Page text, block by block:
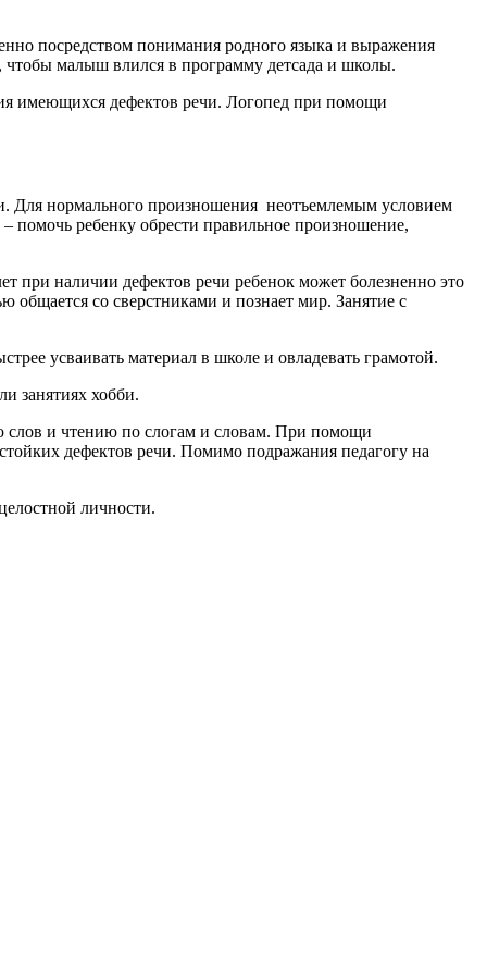
посредством понимания родного языка и выражения
малыш влился в программу детсада и школы.
имеющихся дефектов речи. Логопед при помощи
Для нормального произношения неотъемлемым условием
помочь ребенку обрести правильное произношение,
при наличии дефектов речи ребенок может болезненно это
общается со сверстниками и познает мир. Занятие с
усваивать материал в школе и овладевать грамотой.
занятиях хобби.
слов и чтению по слогам и словам. При помощи
дефектов речи. Помимо подражания педагогу на
личности.